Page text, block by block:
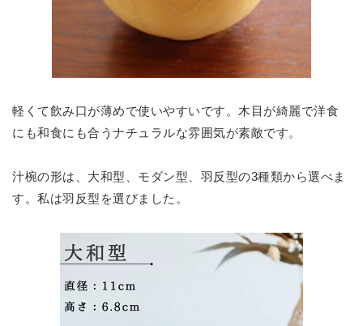
軽くて飲み口が薄めで使いやすいです。木目が綺麗で洋食
にも和食にも合うナチュラルな雰囲気が素敵です。
汁椀の形は、大和型、モダン型、羽反型の3種類から選べま
す。私は羽反型を選びました。